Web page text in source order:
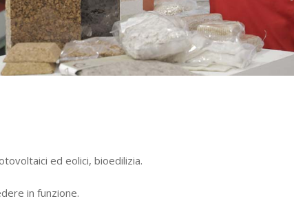
ed eolici, bioedilizia.
in funzione.